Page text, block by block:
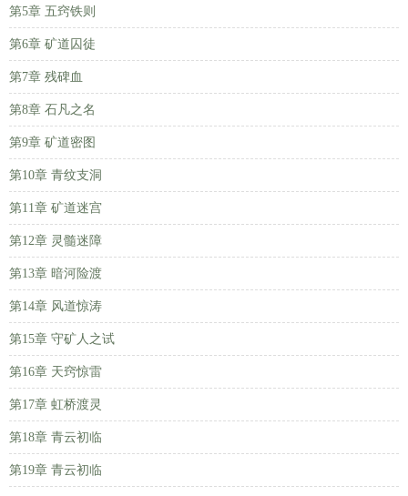
第5章 五窍铁则
第6章 矿道囚徒
第7章 残碑血
第8章 石凡之名
第9章 矿道密图
第10章 青纹支洞
第11章 矿道迷宫
第12章 灵髓迷障
第13章 暗河险渡
第14章 风道惊涛
第15章 守矿人之试
第16章 天窍惊雷
第17章 虹桥渡灵
第18章 青云初临
第19章 青云初临